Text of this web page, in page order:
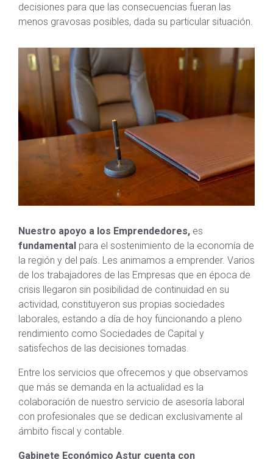
decisiones para que las consecuencias fueran las
menos gravosas posibles, dada su particular situación.
Nuestro apoyo a los Emprendedores, es
fundamental para el sostenimiento de la economía de
la región y del país. Les animamos a emprender. Varios
de los trabajadores de las Empresas que en época de
crisis llegaron sin posibilidad de continuidad en su
actividad, constituyeron sus propias sociedades
laborales, estando a día de hoy funcionando a pleno
rendimiento como Sociedades de Capital y
satisfechos de las decisiones tomadas.
Entre los servicios que ofrecemos y que observamos
que más se demanda en la actualidad es la
colaboración de nuestro servicio de asesoría laboral
con profesionales que se dedican exclusivamente al
ámbito fiscal y contable.
Gabinete Económico Astur cuenta con